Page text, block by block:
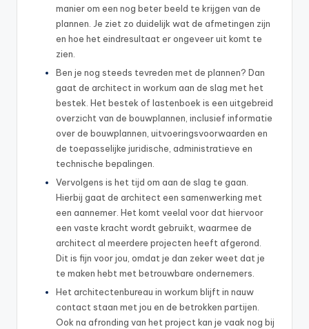
manier om een nog beter beeld te krijgen van de
plannen. Je ziet zo duidelijk wat de afmetingen zijn
en hoe het eindresultaat er ongeveer uit komt te
zien.
Ben je nog steeds tevreden met de plannen? Dan
gaat de architect in workum aan de slag met het
bestek. Het bestek of lastenboek is een uitgebreid
overzicht van de bouwplannen, inclusief informatie
over de bouwplannen, uitvoeringsvoorwaarden en
de toepasselijke juridische, administratieve en
technische bepalingen.
Vervolgens is het tijd om aan de slag te gaan.
Hierbij gaat de architect een samenwerking met
een aannemer. Het komt veelal voor dat hiervoor
een vaste kracht wordt gebruikt, waarmee de
architect al meerdere projecten heeft afgerond.
Dit is fijn voor jou, omdat je dan zeker weet dat je
te maken hebt met betrouwbare ondernemers.
Het architectenbureau in workum blijft in nauw
contact staan met jou en de betrokken partijen.
Ook na afronding van het project kan je vaak nog bij